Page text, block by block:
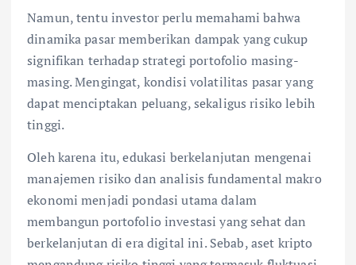
Namun, tentu investor perlu memahami bahwa
dinamika pasar memberikan dampak yang cukup
signifikan terhadap strategi portofolio masing-
masing. Mengingat, kondisi volatilitas pasar yang
dapat menciptakan peluang, sekaligus risiko lebih
tinggi.
Oleh karena itu, edukasi berkelanjutan mengenai
manajemen risiko dan analisis fundamental makro
ekonomi menjadi pondasi utama dalam
membangun portofolio investasi yang sehat dan
berkelanjutan di era digital ini. Sebab, aset kripto